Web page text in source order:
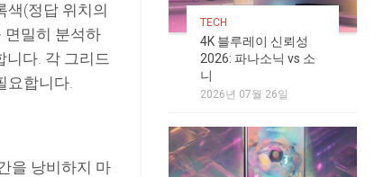
색(정답 위치의
면밀히 분석하
니다. 각 그리드
요합니다.
을 낭비하지 마
TECH
4K 블루레이 신뢰성
2026: 파나소닉 vs 소
니
2026년 07월 26일